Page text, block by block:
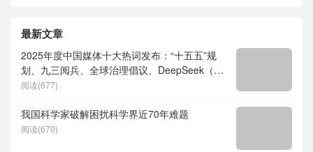
最新文章
2025年度中国媒体十大热词发布：“十五五”规
划、九三阅兵、全球治理倡议、DeepSeek（深
度求索）、人形机器人、苏超、票根经济、育
阅读(677)
我国科学家破解困扰科学界近70年难题
阅读(670)